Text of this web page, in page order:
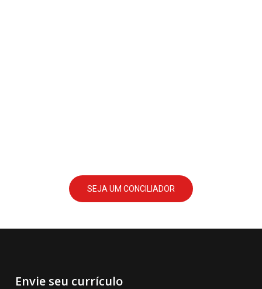
SEJA UM CONCILIADOR
Envie seu currículo